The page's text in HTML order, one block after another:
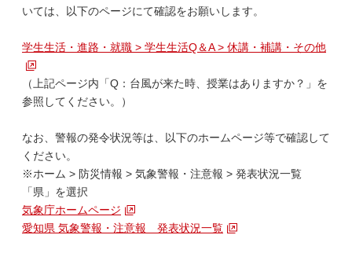
いては、以下のページにて確認をお願いします。
学生生活・進路・就職 > 学生生活Q＆A > 休講・補講・その他
（上記ページ内「Q：台風が来た時、授業はありますか？」を
参照してください。）
なお、警報の発令状況等は、以下のホームページ等で確認して
ください。
※ホーム > 防災情報 > 気象警報・注意報 > 発表状況一覧
「県」を選択
気象庁ホームページ
愛知県 気象警報・注意報 発表状況一覧